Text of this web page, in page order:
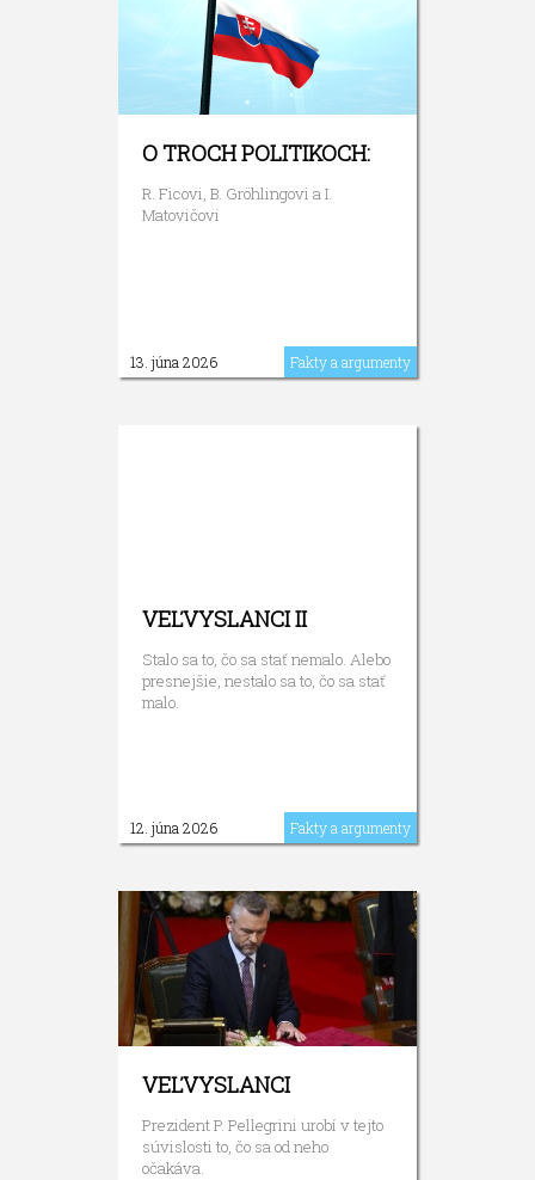
O TROCH POLITIKOCH:
R. Ficovi, B. Gröhlingovi a I.
Matovičovi
13. júna 2026 Fakty a argumenty
VEĽVYSLANCI II
Stalo sa to, čo sa stať nemalo. Alebo
presnejšie, nestalo sa to, čo sa stať
malo.
12. júna 2026 Fakty a argumenty
VEĽVYSLANCI
Prezident P. Pellegrini urobí v tejto
súvislosti to, čo sa od neho
očakáva.